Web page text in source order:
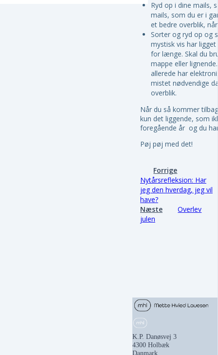
Ryd op i dine mails,
mails, som du er i
et bedre overblik,
Sorter og ryd op og
mystisk vis har
for længe. Skal du
mappe eller
allerede har
mistet nødvendige
overblik.
Når du så kommer
kun det liggende, som
foregående år og du
Pøj pøj med det!
Forrige
Nytårsrefleksion: Har
jeg den hverdag, jeg vil
have?
Næste
Overlev
julen
K.P. Danøsvej 3
4300 Holbæk
Danmark